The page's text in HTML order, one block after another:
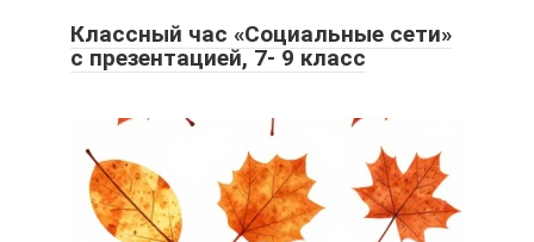
Классный час «Социальные сети»
с презентацией, 7- 9 класс